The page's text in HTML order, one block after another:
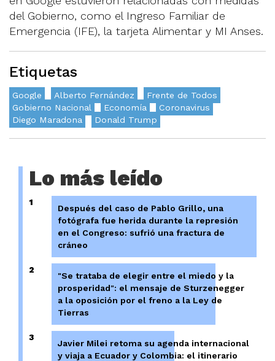
del Gobierno, como el Ingreso Familiar de
Emergencia (IFE), la tarjeta Alimentar y MI Anses.
Etiquetas
Google Alberto Fernández
Frente de Todos
Gobierno Nacional
Economía
Coronavirus
Diego Maradona
Donald Trump
Lo más leído
1
Después del caso de Pablo Grillo, una
fotógrafa fue herida durante la represión
en el Congreso: sufrió una fractura de
cráneo
2
"Se trataba de elegir entre el miedo y la
prosperidad": el mensaje de Sturzenegger
a la oposición por el freno a la Ley de
Tierras
3
Javier Milei retoma su agenda internacional
y viaja a Ecuador y Colombia: el itinerario